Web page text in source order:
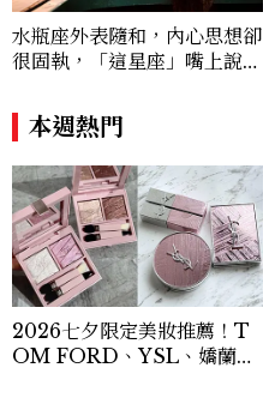
水瓶座外表隨和，內心思想卻
很固執，「這星座」嘴上說都
選！12星座最難被改變的一
面本週熱門
2026七夕限定美妝推薦！T
OM FORD、YSL、嬌蘭、